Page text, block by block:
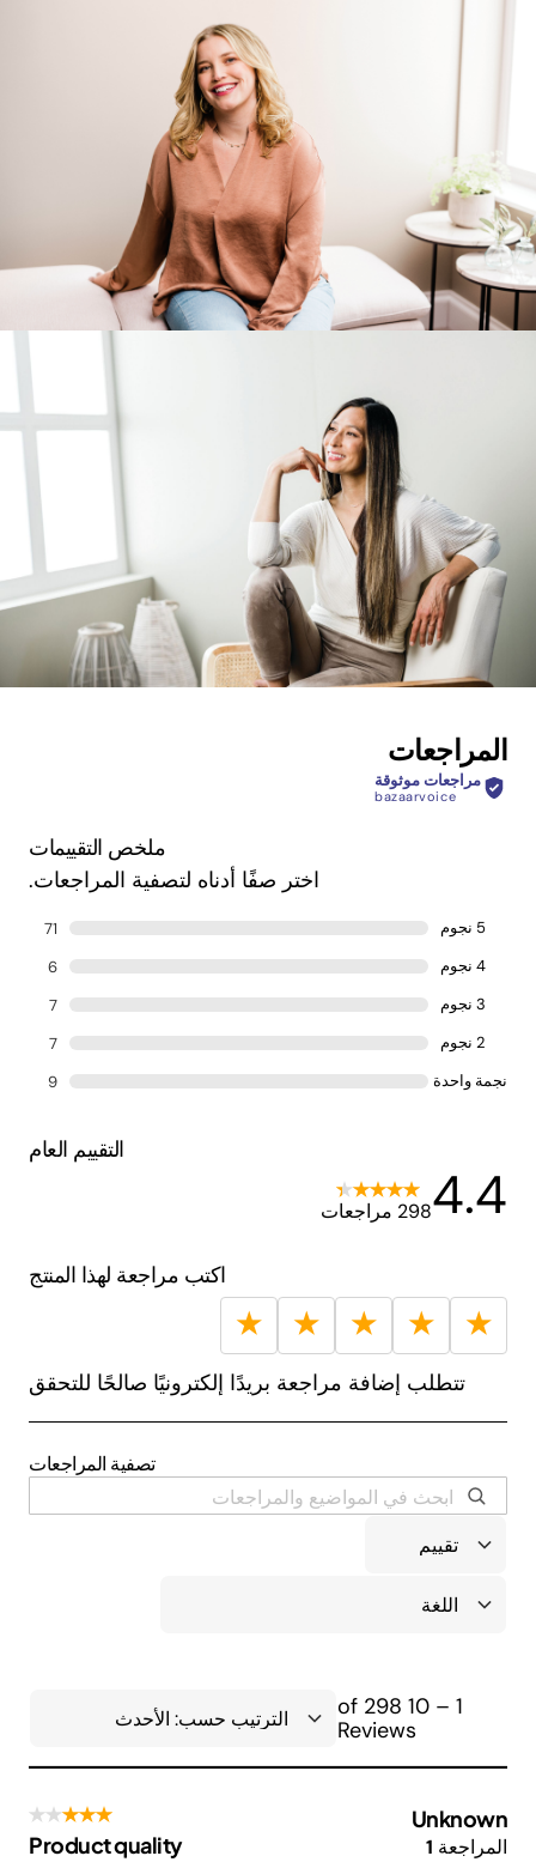
المراجعات
مراجعات موثوقة
bazaarvoice
ملخص التقييمات
اختر صفًا أدناه لتصفية المراجعات.
5 نجوم
71
4 نجوم
6
3 نجوم
7
2 نجوم
7
نجمة واحدة
9
التقييم العام
4.4298 مراجعات
اكتب مراجعة لهذا المنتج
★
★
★
★
★
تتطلب إضافة مراجعة بريدًا إلكترونيًا صالحًا للتحقق
تصفية المراجعات
1 – 10 of 298
Reviews
Unknown
المراجعة 1
Product quality